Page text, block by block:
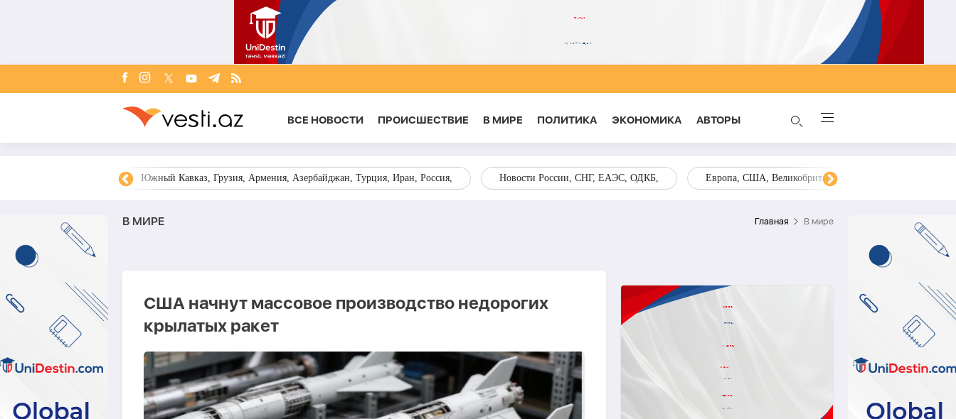
ВСЕ НОВОСТИ ПРОИСШЕСТВИЕ В МИРЕ ПОЛИТИКА ЭКОНОМИКА AВТОРЫ
Южный Кавказ, Грузия, Армения, Азербайджан, Турция, Иран, Россия, Новости России, СНГ, ЕАЭС, ОДКБ, Европа, США, Великобритания, Украина, Запад,
В МИРЕ Главная В мире
США начнут массовое производство недорогих
крылатых ракет